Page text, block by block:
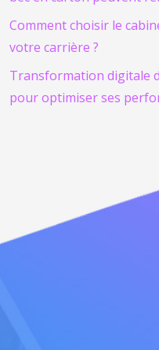
Comment choisir le
votre carrière ?
Transformation digitale
pour optimiser ses